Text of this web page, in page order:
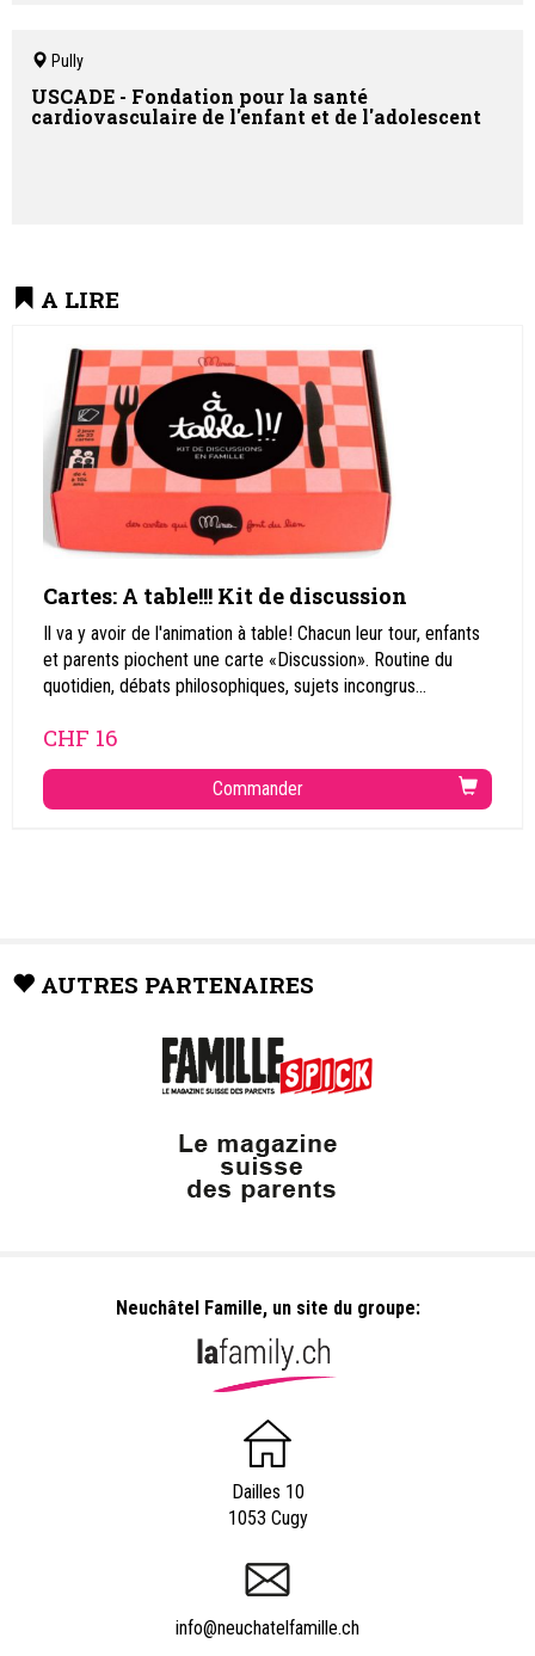
Pully
USCADE - Fondation pour la santé
cardiovasculaire de l'enfant et de l'adolescent
A LIRE
Cartes: A table!!! Kit de discussion
Il va y avoir de l'animation à table! Chacun leur tour, enfants
et parents piochent une carte «Discussion». Routine du
quotidien, débats philosophiques, sujets incongrus...
CHF 16
Commander
AUTRES PARTENAIRES
Neuchâtel Famille, un site du groupe:
Dailles 10
1053 Cugy
info@neuchatelfamille.ch